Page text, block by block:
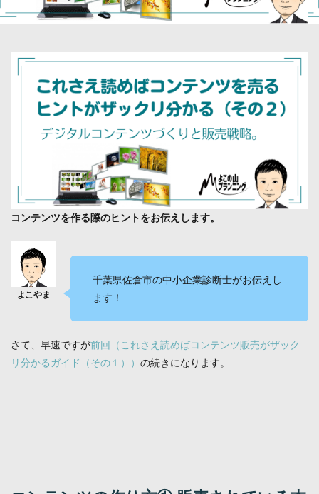
コンテンツを作る際のヒントをお伝えします。
千葉県佐倉市の中小企業診断士がお伝えし
ます！
さて、早速ですが前回（これさえ読めばコンテンツ販売がザック
リ分かるガイド（その１）） の続きになります。